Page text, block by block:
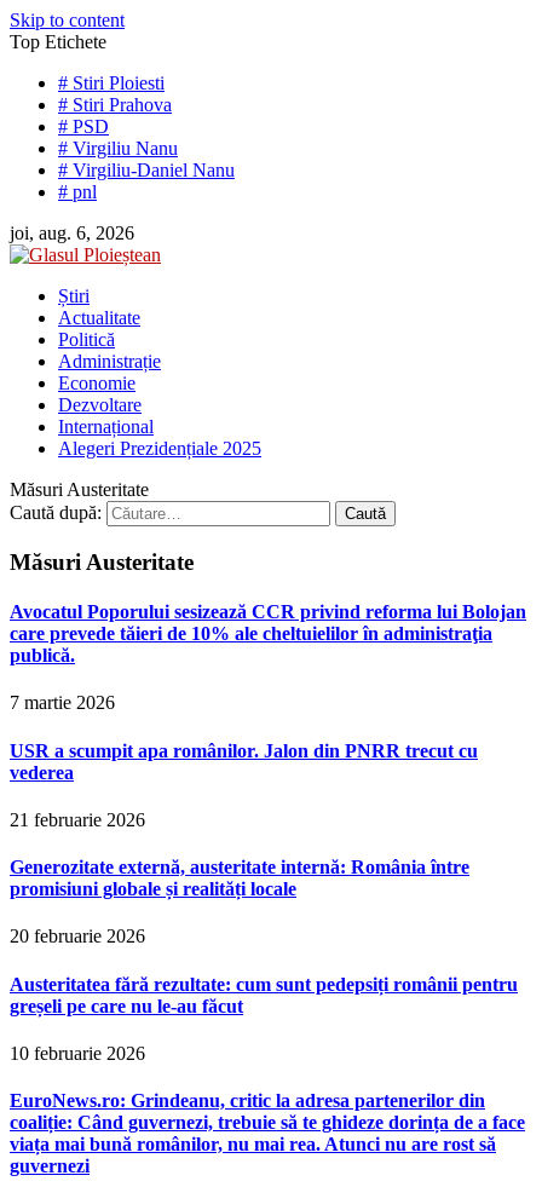
Skip to content
Top Etichete
# Stiri Ploiesti
# Stiri Prahova
# PSD
# Virgiliu Nanu
# Virgiliu-Daniel Nanu
# pnl
joi, aug. 6, 2026
Știri
Actualitate
Politică
Administrație
Economie
Dezvoltare
Internațional
Alegeri Prezidențiale 2025
Măsuri Austeritate
Caută după:
Măsuri Austeritate
Avocatul Poporului sesizează CCR privind reforma lui Bolojan
care prevede tăieri de 10% ale cheltuielilor în administraţia
publică.
7 martie 2026
USR a scumpit apa românilor. Jalon din PNRR trecut cu
vederea
21 februarie 2026
Generozitate externă, austeritate internă: România între
promisiuni globale și realități locale
20 februarie 2026
Austeritatea fără rezultate: cum sunt pedepsiți românii pentru
greșeli pe care nu le-au făcut
10 februarie 2026
EuroNews.ro: Grindeanu, critic la adresa partenerilor din
coaliție: Când guvernezi, trebuie să te ghideze dorința de a face
viața mai bună românilor, nu mai rea. Atunci nu are rost să
guvernezi